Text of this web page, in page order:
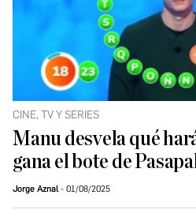
CINE, TV Y SERIES
Manu desvela qué
gana el bote de
Jorge Aznal 01/08/2025